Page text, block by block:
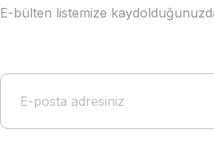
E-bülten listemize